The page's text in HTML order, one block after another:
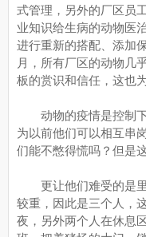
式管理，另外的厂区员
业知识给生病的动物医
进行重新的搭配、添加
月，所有厂区的动物几
板的赏识和信任，这也
动物的疫情是控制下
为以前他们可以相互串
们能不憋得慌吗？但是
更让他们难受的是里
较重，因此是三个人，
夜，另外两个人在休息